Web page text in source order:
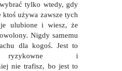
tylko wtedy, gdy
ktoś używa zawsze tych
ulubione i wiesz, że
Nigdy samemu
dla kogoś. Jest to
ryzykowne i
nie trafisz, bo jest to